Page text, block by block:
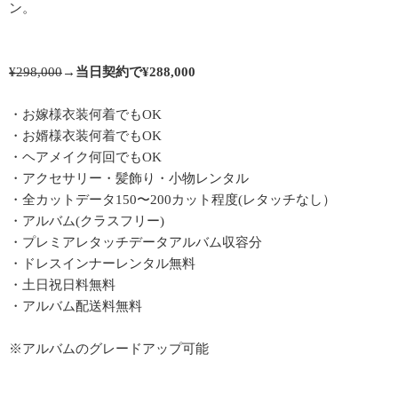
ン。
¥298,000→ 当日契約で¥288,000
・お嫁様衣装何着でもOK
・お婿様衣装何着でもOK
・ヘアメイク何回でもOK
・アクセサリー・髪飾り・小物レンタル
・全カットデータ150〜200カット程度(レタッチなし）
・アルバム(クラスフリー)
・プレミアレタッチデータアルバム収容分
・ドレスインナーレンタル無料
・土日祝日料無料
・アルバム配送料無料
※アルバムのグレードアップ可能